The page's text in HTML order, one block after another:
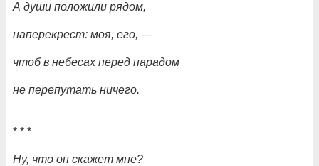
А души положили рядом,
наперекрест: моя, его, —
чтоб в небесах перед парадом
не перепутать ничего.
* * *
Ну, что он скажет мне?